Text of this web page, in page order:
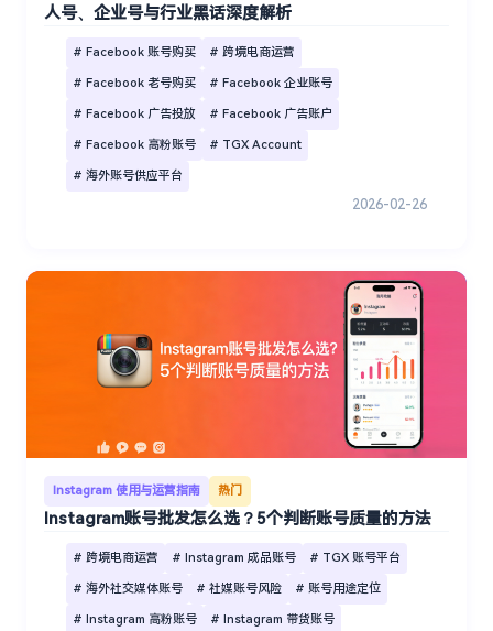
人号、企业号与行业黑话深度解析
# Facebook 账号购买 # 跨境电商运营
# Facebook 老号购买 # Facebook 企业账号
# Facebook 广告投放 # Facebook 广告账户
# Facebook 高粉账号 # TGX Account
# 海外账号供应平台
2026-02-26
Instagram 使用与运营指南 热门
Instagram账号批发怎么选？5个判断账号质量的方法
# 跨境电商运营 # Instagram 成品账号 # TGX 账号平台
# 海外社交媒体账号 # 社媒账号风险 # 账号用途定位
# Instagram 高粉账号 # Instagram 带货账号